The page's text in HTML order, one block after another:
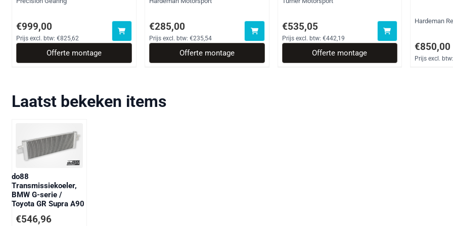
Prijs op aanvraag, exclusief btw: 825,62
€999,00
Prijs excl. btw: €825,62
Offerte montage
Prijs op aanvraag, exclusief btw: 235,54
€285,00
Prijs excl. btw: €235,54
Offerte montage
Prijs op aanvraag, exclusief btw: 442,19
€535,05
Prijs excl. btw: €442,19
Offerte montage
Merk:
Hardeman
Prijs:
€850,00
Prijs excl. btw:
Laatst bekeken items
do88
Transmissiekoeler,
BMW G-serie /
Toyota GR Supra A90
€546,96